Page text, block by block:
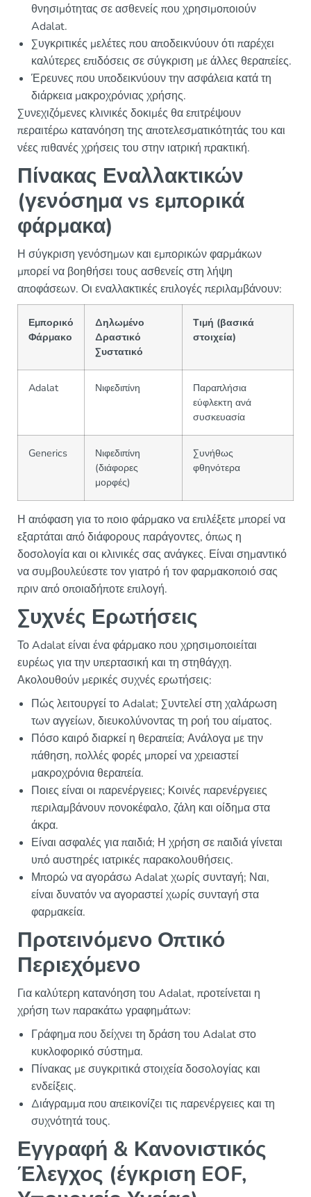
θνησιμότητας σε ασθενείς που χρησιμοποιούν
Adalat.
Συγκριτικές μελέτες που αποδεικνύουν ότι παρέχει
καλύτερες επιδόσεις σε σύγκριση με άλλες θεραπείες.
Έρευνες που υποδεικνύουν την ασφάλεια κατά τη
διάρκεια μακροχρόνιας χρήσης.
Συνεχιζόμενες κλινικές δοκιμές θα επιτρέψουν
περαιτέρω κατανόηση της αποτελεσματικότητάς του και
νέες πιθανές χρήσεις του στην ιατρική πρακτική.
Πίνακας Εναλλακτικών
(γενόσημα vs εμπορικά
φάρμακα)
Η σύγκριση γενόσημων και εμπορικών φαρμάκων
μπορεί να βοηθήσει τους ασθενείς στη λήψη
αποφάσεων. Οι εναλλακτικές επιλογές περιλαμβάνουν:
Εμπορικό
Φάρμακο
Δηλωμένο
Δραστικό
Συστατικό
Τιμή (βασικά
στοιχεία)
Adalat Νιφεδιπίνη
Παραπλήσια
εύφλεκτη ανά
συσκευασία
Generics
Νιφεδιπίνη
(διάφορες
μορφές)
Συνήθως
φθηνότερα
Η απόφαση για το ποιο φάρμακο να επιλέξετε μπορεί να
εξαρτάται από διάφορους παράγοντες, όπως η
δοσολογία και οι κλινικές σας ανάγκες. Είναι σημαντικό
να συμβουλεύεστε τον γιατρό ή τον φαρμακοποιό σας
πριν από οποιαδήποτε επιλογή.
Συχνές Ερωτήσεις
Το Adalat είναι ένα φάρμακο που χρησιμοποιείται
ευρέως για την υπερτασική και τη στηθάγχη.
Ακολουθούν μερικές συχνές ερωτήσεις:
Πώς λειτουργεί το Adalat; Συντελεί στη χαλάρωση
των αγγείων, διευκολύνοντας τη ροή του αίματος.
Πόσο καιρό διαρκεί η θεραπεία; Ανάλογα με την
πάθηση, πολλές φορές μπορεί να χρειαστεί
μακροχρόνια θεραπεία.
Ποιες είναι οι παρενέργειες; Κοινές παρενέργειες
περιλαμβάνουν πονοκέφαλο, ζάλη και οίδημα στα
άκρα.
Είναι ασφαλές για παιδιά; Η χρήση σε παιδιά γίνεται
υπό αυστηρές ιατρικές παρακολουθήσεις.
Μπορώ να αγοράσω Adalat χωρίς συνταγή; Ναι,
είναι δυνατόν να αγοραστεί χωρίς συνταγή στα
φαρμακεία.
Προτεινόμενο Οπτικό
Περιεχόμενο
Για καλύτερη κατανόηση του Adalat, προτείνεται η
χρήση των παρακάτω γραφημάτων:
Γράφημα που δείχνει τη δράση του Adalat στο
κυκλοφορικό σύστημα.
Πίνακας με συγκριτικά στοιχεία δοσολογίας και
ενδείξεις.
Διάγραμμα που απεικονίζει τις παρενέργειες και τη
συχνότητά τους.
Εγγραφή & Κανονιστικός
Έλεγχος (έγκριση EOF,